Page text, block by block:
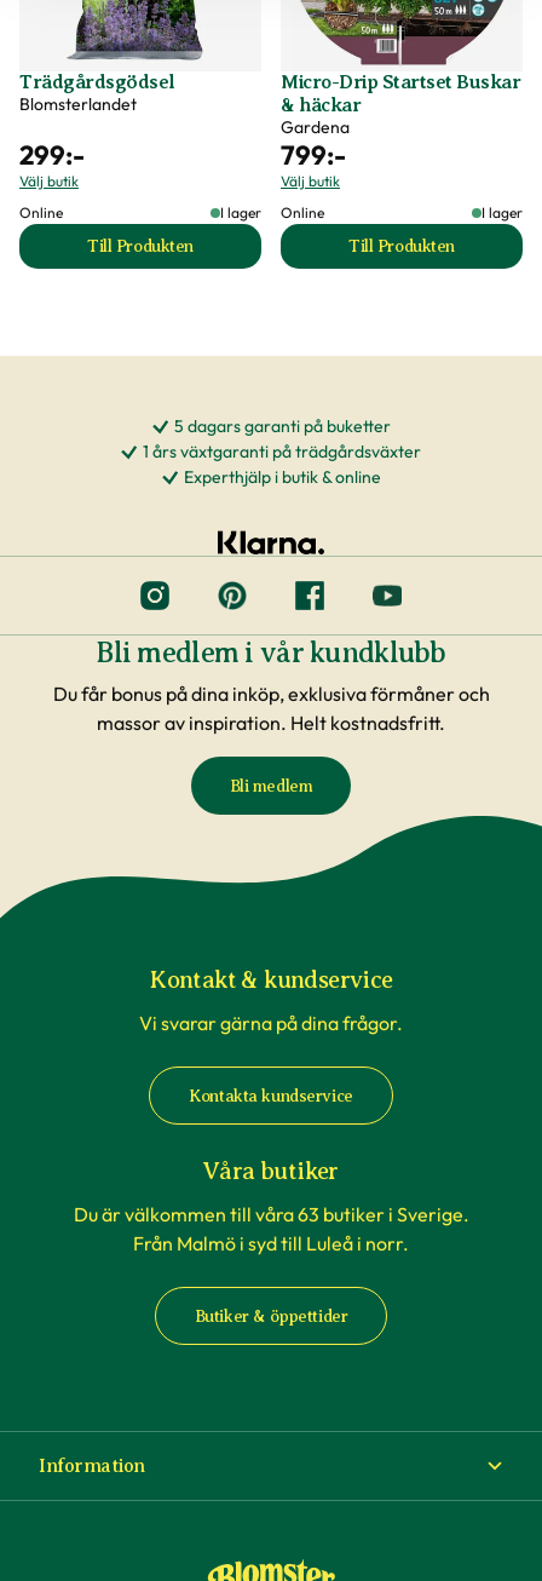
Trädgårdsgödsel
Blomsterlandet
299:-
Välj butik
Online
I lager
Till Produkten
till Trädgårdsgödsel produktsida
Micro-Drip Startset Buskar
& häckar
Gardena
799:-
Välj butik
Online
I lager
Till Produkten
till Micro-Drip
5 dagars garanti på buketter
1 års växtgaranti på trädgårdsväxter
Experthjälp i butik & online
Bli medlem i vår kundklubb
Du får bonus på dina inköp, exklusiva förmåner och
massor av inspiration. Helt kostnadsfritt.
Bli medlem
Kontakt & kundservice
Vi svarar gärna på dina frågor.
Kontakta kundservice
Våra butiker
Du är välkommen till våra 63 butiker i Sverige.
Från Malmö i syd till Luleå i norr.
Butiker & öppettider
Information